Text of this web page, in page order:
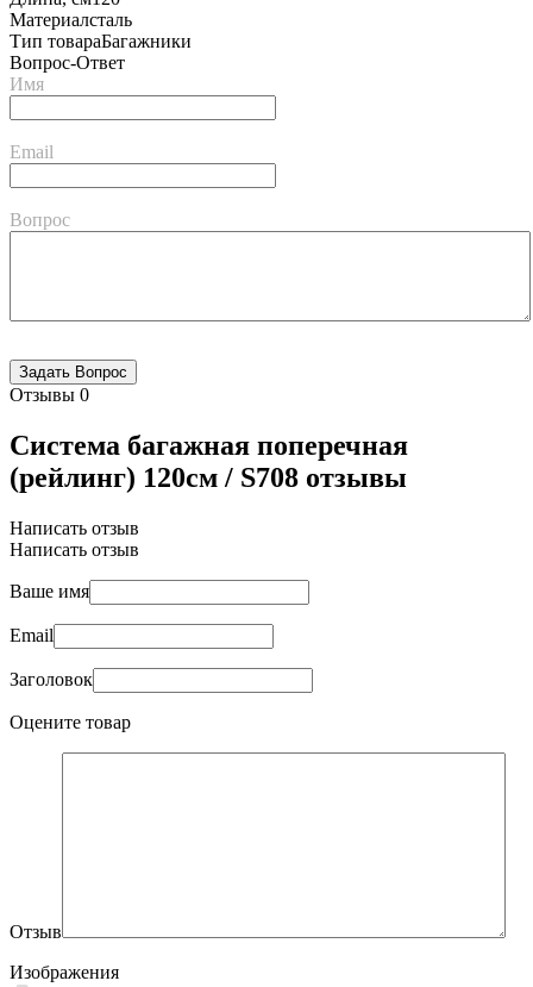
Материалсталь
Тип товараБагажники
Вопрос-Ответ
Имя
Email
Вопрос
Отзывы 0
Система багажная поперечная
(рейлинг) 120см / S708 отзывы
Написать отзыв
Написать отзыв
Ваше имя
Email
Заголовок
Оцените товар
Отзыв
Изображения